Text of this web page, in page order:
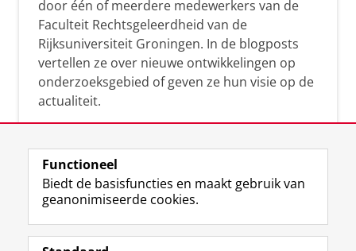
door één of meerdere medewerkers van de
Faculteit Rechtsgeleerdheid van de
Rijksuniversiteit Groningen. In de blogposts
vertellen ze over nieuwe ontwikkelingen op
onderzoeksgebied of geven ze hun visie op de
actualiteit.
Volg de RUG
F
a
L
i
R
S
I
n
Y
o
Functioneel
Biedt de basisfuncties en maakt gebruik van
geanonimiseerde cookies.